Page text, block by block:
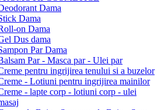
Dama
Dama
on Dama
Dus dama
Par Dama
Par - Masca par - Ulei par
pentru ingrijirea tenului si a buzelor
- Lotiuni pentru ingrijirea mainilor
- lapte corp - lotiuni corp - ulei